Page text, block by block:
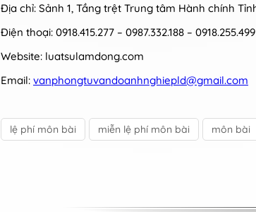
Địa chỉ: Sảnh 1, Tầng trệt Trung tâm Hành chính
Điện thoại: 0918.415.277 – 0987.332.188 – 0918.255.499
Website: luatsulamdong.com
Email: vanphongtuvandoanhnghiepld@gmail.com
lệ phí môn bài miễn lệ phí môn bài môn bài